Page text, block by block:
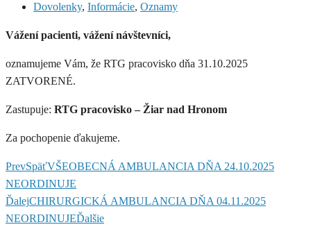
Dovolenky, Informácie, Oznamy
Vážení pacienti, vážení návštevníci,
oznamujeme Vám, že RTG pracovisko dňa 31.10.2025
ZATVORENÉ.
Zastupuje: RTG pracovisko – Žiar nad Hronom
Za pochopenie ďakujeme.
PrevSpäťVŠEOBECNÁ AMBULANCIA DŇA 24.10.2025
NEORDINUJE
ĎalejCHIRURGICKÁ AMBULANCIA DŇA 04.11.2025
NEORDINUJEĎalšie